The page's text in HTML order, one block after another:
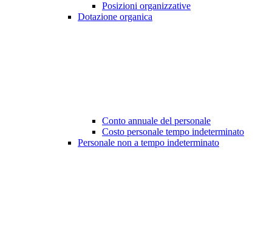
Posizioni organizzative
Dotazione organica
Conto annuale del personale
Costo personale tempo indeterminato
Personale non a tempo indeterminato